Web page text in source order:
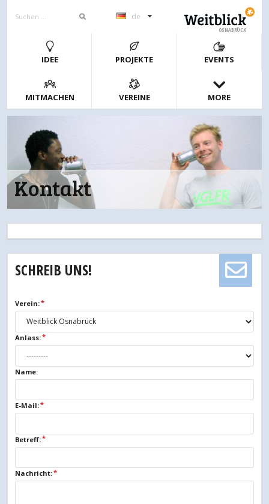
de
OSNABRÜCK
IDEE PROJEKTE EVENTS
MITMACHEN VEREINE MORE
Kontakt
SCHREIB UNS!
Verein:
Anlass:
Name:
E-Mail:
Betreff:
Nachricht: